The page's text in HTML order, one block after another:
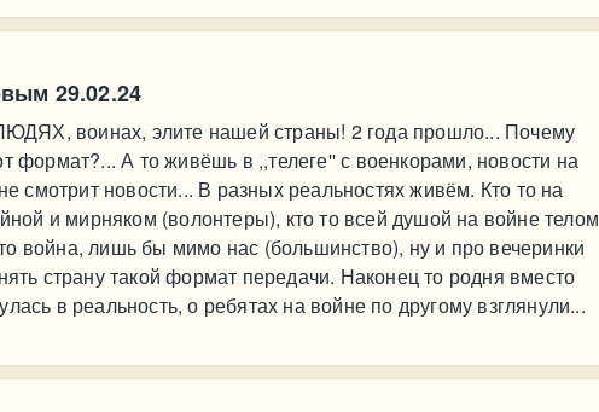
29.02.24
воинах, элите нашей страны! 2 года прошло... Почему
формат?... А то живёшь в ,,телеге'' с военкорами, новости на
смотрит новости... В разных реальностях живём. Кто то на
и мирняком (волонтеры), кто то всей душой на войне телом
война, лишь бы мимо нас (большинство), ну и про вечеринки
страну такой формат передачи. Наконец то родня вместо
в реальность, о ребятах на войне по другому взглянули...